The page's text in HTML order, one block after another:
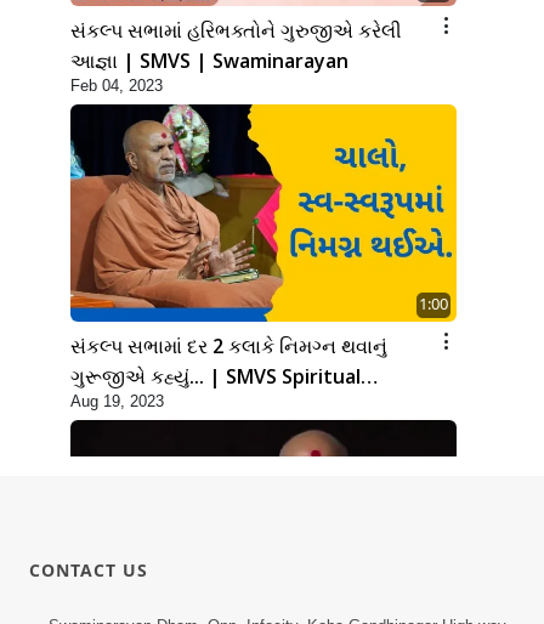
સંકલ્પ સભામાં હરિભક્તોને ગુરુજીએ કરેલી
આજ્ઞા | SMVS | Swaminarayan
Feb 04, 2023
1:00
સંકલ્પ સભામાં દર 2 કલાકે નિમગ્ન થવાનું
ગુરૂજીએ કહ્યું... | SMVS Spiritual
journey
Aug 19, 2023
2:41:00
CONTACT US